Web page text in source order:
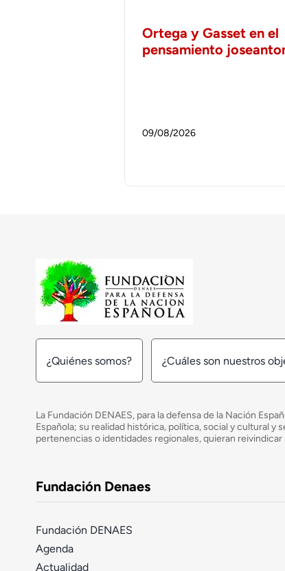
Ortega y Gasset en el
pensamiento
09/08/2026
¿Quiénes somos? ¿Cuáles son nuestros
La Fundación DENAES, para la defensa de la Nación
Española; su realidad histórica, política, social y cultural
pertenencias o identidades regionales, quieran
Fundación Denaes
Fundación DENAES
Agenda
Actualidad